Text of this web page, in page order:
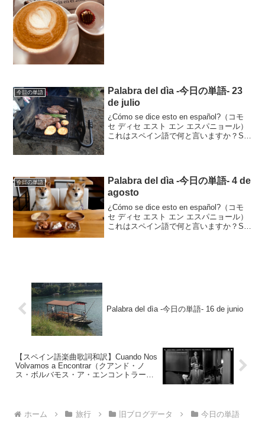
今日の単語
Palabra del dìa -今日の単語- 23
de julio
¿Cómo se dice esto en español?（コモ
セ ディセ エスト エン エスパニョール）
これはスペイン語で何と言いますか？Se
今日の単語
Palabra del dìa -今日の単語- 4 de
agosto
¿Cómo se dice esto en español?（コモ
セ ディセ エスト エン エスパニョール）
これはスペイン語で何と言いますか？Se
Palabra del dìa -今日の単語- 16 de junio
【スペイン語楽曲歌詞和訳】Cuando Nos
Volvamos a Encontrar（クアンド・ノ
ス・ボルバモス・ア・エンコントラー
ホーム 旅行 旧ブログデータ 今日の単語